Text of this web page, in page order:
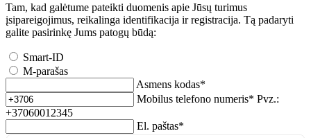
Tam, kad galėtume pateikti duomenis apie Jūsų turimus
įsipareigojimus, reikalinga identifikacija ir registracija. Tą padaryti
galite pasirinkę Jums patogų būdą:
Smart-ID
M-parašas
Asmens kodas*
Mobilus telefono numeris* Pvz.:
+37060012345
El. paštas*